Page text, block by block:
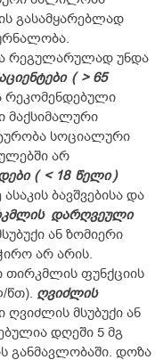
გასამყარებლად
რეგულარულად უნდა
(> 65
რეკომენდებული
მაქსიმალური
სოციალური
არ
(< 18 წელი)
ბავშვებისა და
დარღვეული
ან ზომიერი
არ არის.
თირკმლის ფუნქციის
წთ). ღვიძლის
ღვიძლის მსუბუქი ან
დღეში 5 მგ
განმავლობაში. დოზა